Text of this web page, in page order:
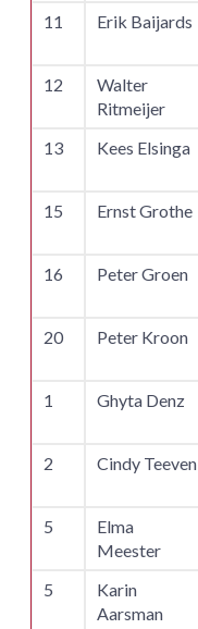
11 Erik Baijards
12
Walter
Ritmeijer
13 Kees Elsinga
15 Ernst Grothe
16 Peter Groen
20 Peter Kroon
1 Ghyta Denz
2 Cindy Teeven
5
Elma
Meester
5
Karin
Aarsman